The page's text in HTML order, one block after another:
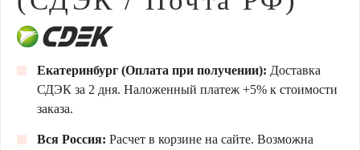
Екатеринбург (Оплата при получении): Доставка
СДЭК за 2 дня. Наложенный платеж +5% к стоимости
заказа.
Вся Россия: Расчет в корзине на сайте. Возможна